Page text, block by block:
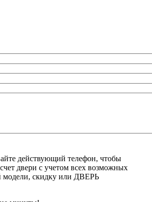
действующий телефон, чтобы
двери с учетом всех возможных
модели, скидку или ДВЕРЬ